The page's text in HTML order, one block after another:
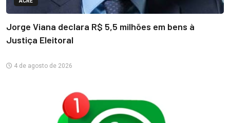
Jorge Viana declara R$ 5,5 milhões em bens à
Justiça Eleitoral
4 de agosto de 2026